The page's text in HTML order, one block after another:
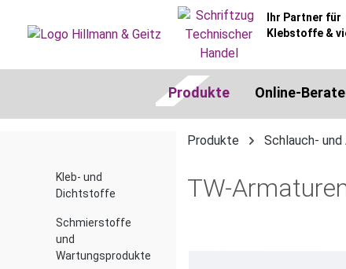
Zur Hauptnavigation springen
Ihr Partner für
Klebstoffe &
Produkte Online-
Kleb- und
Dichtstoffe
Schmierstoffe
und
Wartungsprodukte
Produkte Schlauch-
TW-